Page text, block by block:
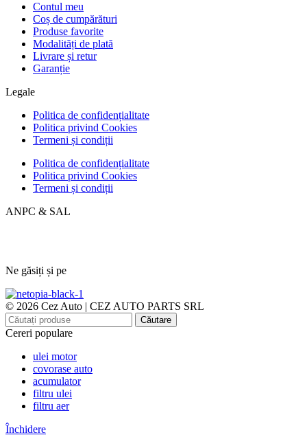
Contul meu
Coș de cumpărături
Produse favorite
Modalități de plată
Livrare și retur
Garanție
Legale
Politica de confidențialitate
Politica privind Cookies
Termeni și condiții
Politica de confidențialitate
Politica privind Cookies
Termeni și condiții
ANPC & SAL
Ne găsiți și pe
© 2026 Cez Auto | CEZ AUTO PARTS SRL
Căutare
Cereri populare
ulei motor
covorase auto
acumulator
filtru ulei
filtru aer
Închidere